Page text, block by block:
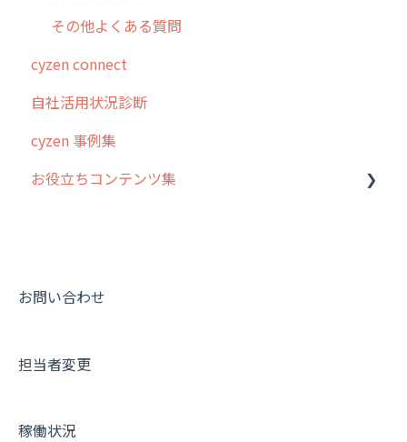
その他よくある質問
cyzen connect
自社活用状況診断
cyzen 事例集
お役立ちコンテンツ集
動画集：共通
お問い合わせ
担当者変更
稼働状況